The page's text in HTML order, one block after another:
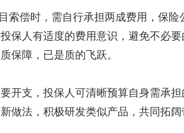
索偿时，需自行承担两成费用，保
保人有适度的费用意识，避免不必
保障，已是质的飞跃。
开支，投保人可清晰预算自身需承
做法，积极研发类似产品，共同拓